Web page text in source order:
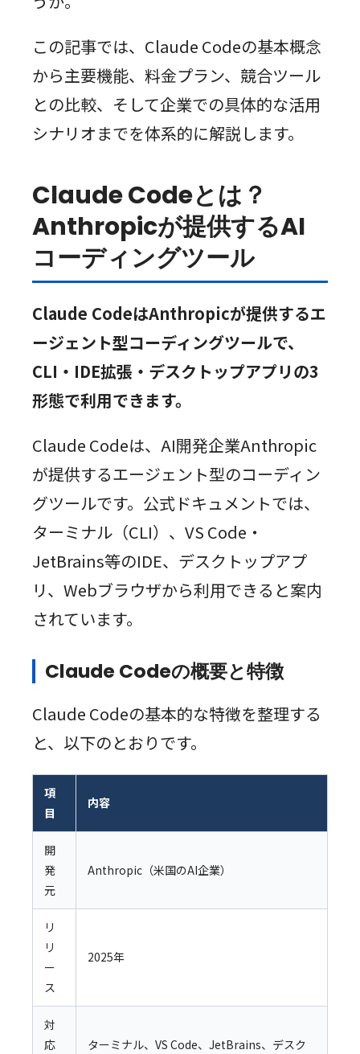
この記事では、Claude Codeの基本概念
から主要機能、料金プラン、競合ツール
との比較、そして企業での具体的な活用
シナリオまでを体系的に解説します。
Claude Codeとは？
Anthropicが提供するAI
コーディングツール
Claude CodeはAnthropicが提供するエ
ージェント型コーディングツールで、
CLI・IDE拡張・デスクトップアプリの3
形態で利用できます。
Claude Codeは、AI開発企業Anthropic
が提供するエージェント型のコーディン
グツールです。公式ドキュメントでは、
ターミナル（CLI）、VS Code・
JetBrains等のIDE、デスクトップアプ
リ、Webブラウザから利用できると案内
されています。
Claude Codeの概要と特徴
Claude Codeの基本的な特徴を整理する
と、以下のとおりです。
項
目
内容
開
発
元
Anthropic（米国のAI企業）
リ
リ
ー
ス
2025年
対
応
ターミナル、VS Code、JetBrains、デスク